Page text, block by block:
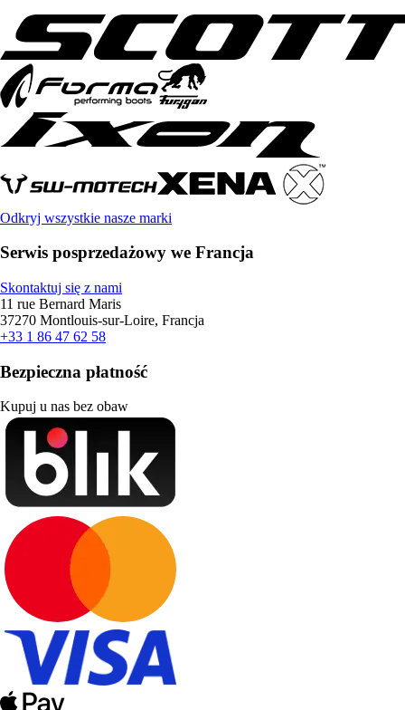
Odkryj wszystkie nasze marki
Serwis posprzedażowy we Francja
Skontaktuj się z nami
11 rue Bernard Maris
37270 Montlouis-sur-Loire, Francja
+33 1 86 47 62 58
Bezpieczna płatność
Kupuj u nas bez obaw